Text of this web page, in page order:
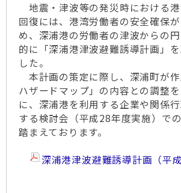
地震・津波等の発災時における
回復には、港湾労働者の安全確保
め、深浦港の労働者の津波からの
的に「深浦港津波避難誘導計画」
した。
本計画の策定に際し、深浦町が
ハザードマップ」の内容との調整
に、深浦港を利用する企業や関係
する検討会（平成28年度実施）で
踏まえております。
深浦港津波避難誘導計画（平